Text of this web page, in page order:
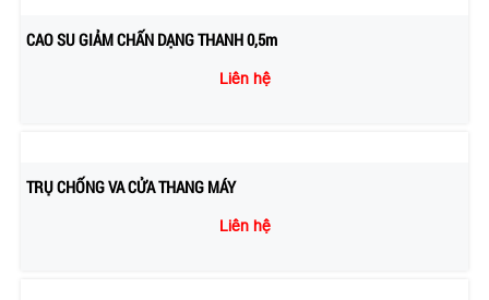
CAO SU GIẢM CHẤN DẠNG THANH 0,5m
Liên hệ
TRỤ CHỐNG VA CỬA THANG MÁY
Liên hệ